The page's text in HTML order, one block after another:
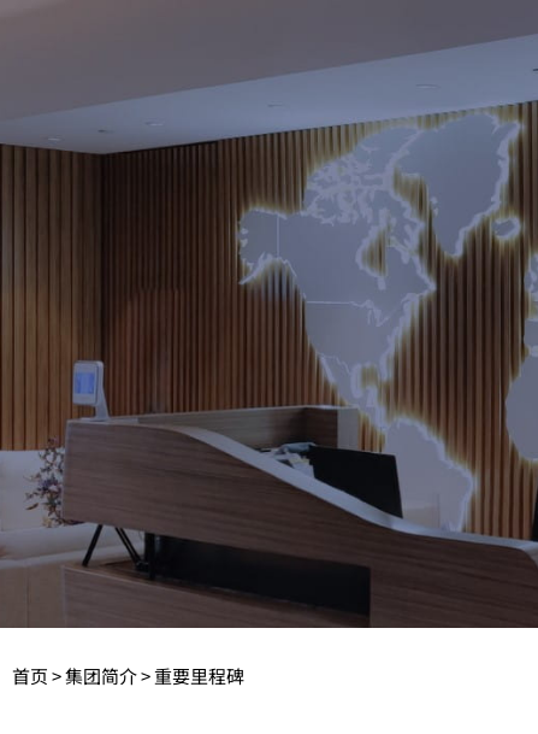
首页>集团简介>重要里程碑